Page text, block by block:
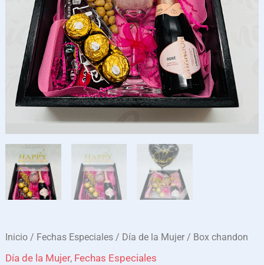
Inicio / Fechas Especiales / Día de la Mujer / Box chandon
Día de la Mujer, Fechas Especiales